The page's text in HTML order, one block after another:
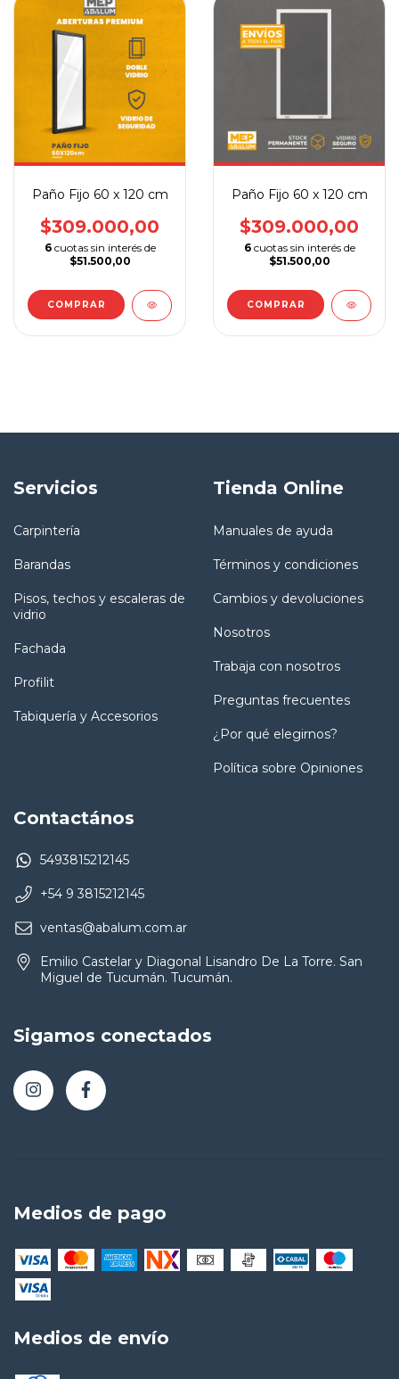
Paño Fijo 60 x 120 cm
$309.000,00
6 cuotas sin interés de
$51.500,00
COMPRAR
Paño Fijo 60 x 120 cm
$309.000,00
6 cuotas sin interés de
$51.500,00
COMPRAR
Servicios
Carpintería
Barandas
Pisos, techos y escaleras de
vidrio
Fachada
Profilit
Tabiquería y Accesorios
Tienda Online
Manuales de ayuda
Términos y condiciones
Cambios y devoluciones
Nosotros
Trabaja con nosotros
Preguntas frecuentes
¿Por qué elegirnos?
Política sobre Opiniones
Contactános
5493815212145
+54 9 3815212145
ventas@abalum.com.ar
Emilio Castelar y Diagonal Lisandro De La Torre. San
Miguel de Tucumán. Tucumán.
Sigamos conectados
Medios de pago
Medios de envío